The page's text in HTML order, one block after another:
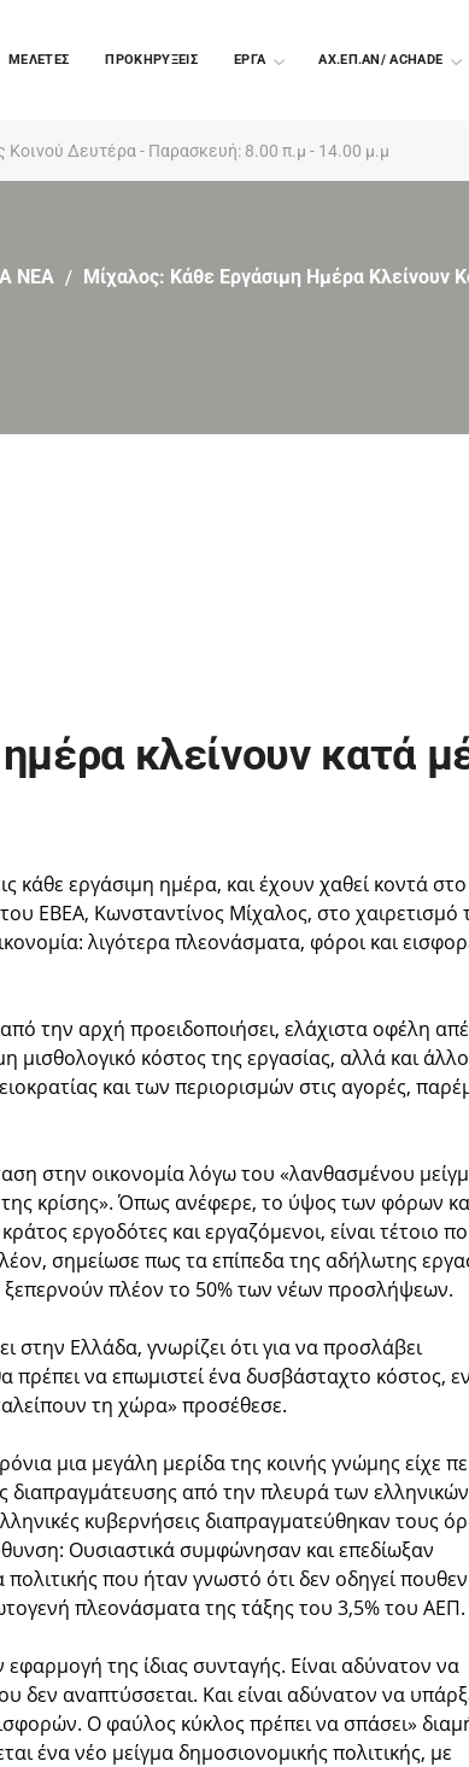
ΜΕΛΕΤΕΣ ΠΡΟΚΗΡΥΞΕΙΣ EΡΓΑ ΑΧ.ΕΠ.ΑΝ/ ACHADE
Κοινού Δευτέρα - Παρασκευή: 8.00 π.μ - 14.00 μ.μ
ΝΕΑ Μίχαλος: Κάθε Εργάσιμη Ημέρα Κλείνουν
κλείνουν κατά
κάθε εργάσιμη ημέρα, και έχουν χαθεί κοντά
ΕΒΕΑ, Κωνσταντίνος Μίχαλος, στο χαιρετισμό
λιγότερα πλεονάσματα, φόροι και
την αρχή προειδοποιήσει, ελάχιστα οφέλη
μισθολογικό κόστος της εργασίας, αλλά και
και των περιορισμών στις αγορές,
στην οικονομία λόγω του «λανθασμένου
κρίσης». Όπως ανέφερε, το ύψος των φόρων
εργοδότες και εργαζόμενοι, είναι τέτοιο
σημείωσε πως τα επίπεδα της αδήλωτης
ξεπερνούν πλέον το 50% των νέων προσλήψεων.
στην Ελλάδα, γνωρίζει ότι για να προσλάβει
πρέπει να επωμιστεί ένα δυσβάσταχτο κόστος,
τη χώρα» προσέθεσε.
μια μεγάλη μερίδα της κοινής γνώμης είχε
διαπραγμάτευσης από την πλευρά των ελληνικών
κυβερνήσεις διαπραγματεύθηκαν τους
Ουσιαστικά συμφώνησαν και επεδίωξαν
που ήταν γνωστό ότι δεν οδηγεί
πλεονάσματα της τάξης του 3,5% του ΑΕΠ.
της ίδιας συνταγής. Είναι αδύνατον να
δεν αναπτύσσεται. Και είναι αδύνατον να
Ο φαύλος κύκλος πρέπει να σπάσει»
ένα νέο μείγμα δημοσιονομικής πολιτικής, με